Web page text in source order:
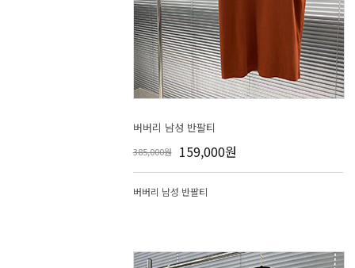
버버리 남성 반팔티
385,000원 159,000원
버버리 남성 반팔티